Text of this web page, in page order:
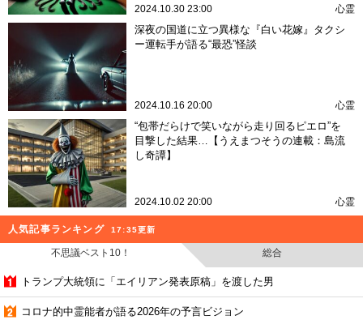
2024.10.30 23:00 心霊
深夜の国道に立つ異様な『白い花嫁』タクシ
ー運転手が語る“最恐”怪談
2024.10.16 20:00 心霊
“包帯だらけで笑いながら走り回るピエロ”を
目撃した結果…【うえまつそうの連載：島流
し奇譚】
2024.10.02 20:00 心霊
人気記事ランキング 17:35更新
不思議ベスト10！ 総合
トランプ大統領に「エイリアン発表原稿」を渡した男
コロナ的中霊能者が語る2026年の予言ビジョン